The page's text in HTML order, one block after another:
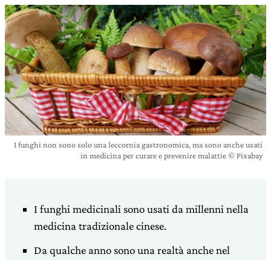
I funghi non sono solo una leccornia gastronomica, ma sono anche usati
in medicina per curare e prevenire malattie © Pixabay
I funghi medicinali sono usati da millenni nella
medicina tradizionale cinese.
Da qualche anno sono una realtà anche nel